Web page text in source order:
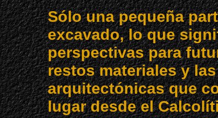
Sólo una pequeña
excavado, lo que
perspectivas para
restos materiales y
arquitectónicas que
lugar desde el